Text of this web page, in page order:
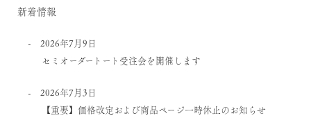
新着情報
2026年7月9日
セミオーダートート受注会を開催します
2026年7月3日
【重要】価格改定および商品ページ一時休止のお知らせ